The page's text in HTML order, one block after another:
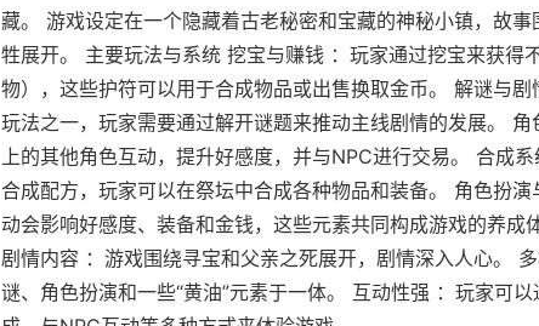
藏。 游戏设定在一个隐藏着古老秘密和宝藏的神秘小镇，故
牲展开。 主要玩法与系统 挖宝与赚钱 ：玩家通过挖宝来获得
物），这些护符可以用于合成物品或出售换取金币。 解谜与
玩法之一，玩家需要通过解开谜题来推动主线剧情的发展。
上的其他角色互动，提升好感度，并与NPC进行交易。 合成
合成配方，玩家可以在祭坛中合成各种物品和装备。 角色扮
动会影响好感度、装备和金钱，这些元素共同构成游戏的养成
剧情内容 ：游戏围绕寻宝和父亲之死展开，剧情深入人心。
谜、角色扮演和一些“黄油”元素于一体。 互动性强 ：玩家可